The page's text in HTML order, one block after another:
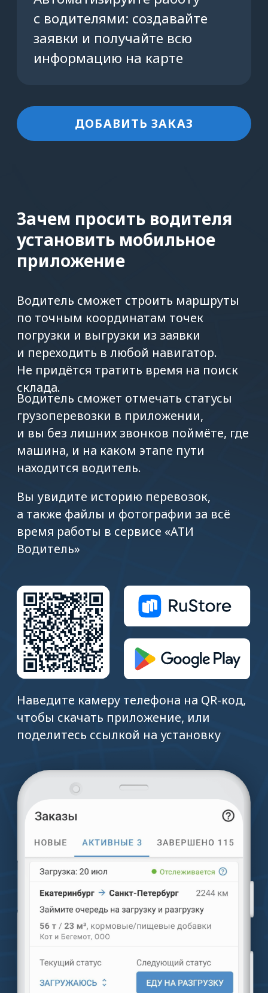
+7 (812) 602-01-31
Покажем, как работает сервис,
и поможем с подключением
с 09:00 до 18:00 МСК по будням
ФИО
Код ATI.SU
Телефон
+7
Даю согласие на передачу
данных.
ОТПРАВИТЬ
Полезные видео и ответы
на частые вопросы
грузовладельцев и водителей.